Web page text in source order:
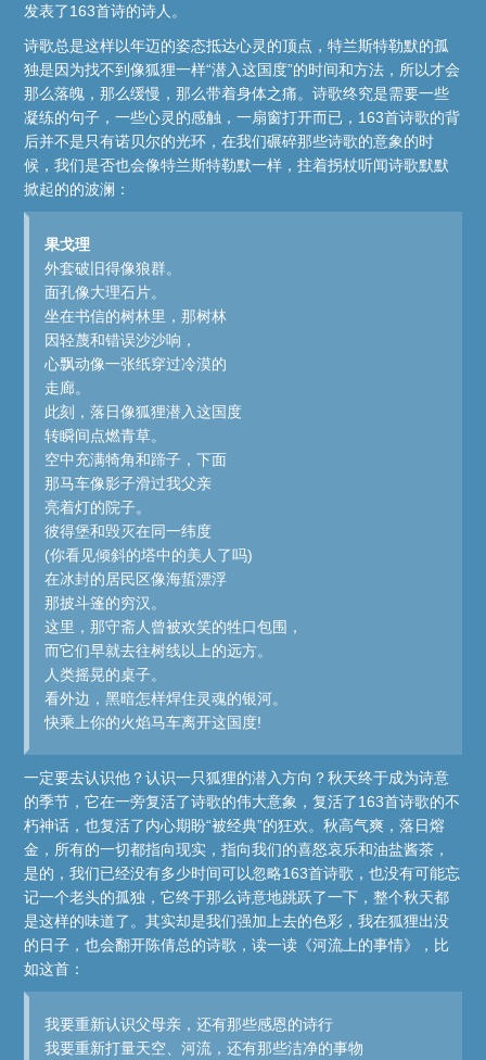
发表了163首诗的诗人。
诗歌总是这样以年迈的姿态抵达心灵的顶点，特兰斯特勒默的孤
独是因为找不到像狐狸一样“潜入这国度”的时间和方法，所以才会
那么落魄，那么缓慢，那么带着身体之痛。诗歌终究是需要一些
凝练的句子，一些心灵的感触，一扇窗打开而已，163首诗歌的背
后并不是只有诺贝尔的光环，在我们碾碎那些诗歌的意象的时
候，我们是否也会像特兰斯特勒默一样，拄着拐杖听闻诗歌默默
掀起的的波澜：
果戈理
外套破旧得像狼群。
面孔像大理石片。
坐在书信的树林里，那树林
因轻蔑和错误沙沙响，
心飘动像一张纸穿过冷漠的
走廊。
此刻，落日像狐狸潜入这国度
转瞬间点燃青草。
空中充满犄角和蹄子，下面
那马车像影子滑过我父亲
亮着灯的院子。
彼得堡和毁灭在同一纬度
(你看见倾斜的塔中的美人了吗)
在冰封的居民区像海蜇漂浮
那披斗篷的穷汉。
这里，那守斋人曾被欢笑的牲口包围，
而它们早就去往树线以上的远方。
人类摇晃的桌子。
看外边，黑暗怎样焊住灵魂的银河。
快乘上你的火焰马车离开这国度!
一定要去认识他？认识一只狐狸的潜入方向？秋天终于成为诗意
的季节，它在一旁复活了诗歌的伟大意象，复活了163首诗歌的不
朽神话，也复活了内心期盼“被经典”的狂欢。秋高气爽，落日熔
金，所有的一切都指向现实，指向我们的喜怒哀乐和油盐酱茶，
是的，我们已经没有多少时间可以忽略163首诗歌，也没有可能忘
记一个老头的孤独，它终于那么诗意地跳跃了一下，整个秋天都
是这样的味道了。其实却是我们强加上去的色彩，我在狐狸出没
的日子，也会翻开陈倩总的诗歌，读一读《河流上的事情》，比
如这首：
我要重新认识父母亲，还有那些感恩的诗行
我要重新打量天空、河流，还有那些洁净的事物